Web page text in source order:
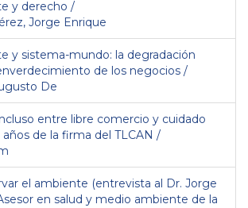
y derecho /
Jorge Enrique
y sistema-mundo: la degradación
de los negocios /
De
entre libre comercio y cuidado
de la firma del TLCAN /
el ambiente (entrevista al Dr. Jorge
en salud y medio ambiente de la